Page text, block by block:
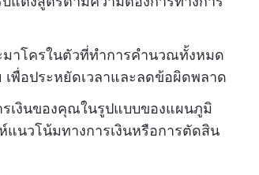
าโครในตัวที่ทำการคำนวณทั้งหมด
เพื่อประหยัดเวลาและลดข้อผิดพลาด
เงินของคุณในรูปแบบของแผนภูมิ
แนวโน้มทางการเงินหรือการตัดสิน